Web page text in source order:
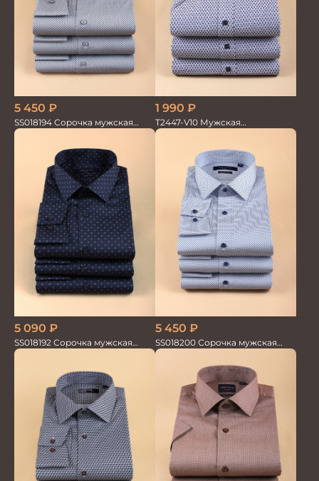
5 450 ₽
SS018194 Сорочка мужская
GROSTYLE PRIME
1 990 ₽
T2447-V10 Мужская
текстильная рубашка /
5 090 ₽
SS018192 Сорочка мужская
GROSTYLE PRIME
5 450 ₽
SS018200 Сорочка мужская
GROSTYLE PRIME